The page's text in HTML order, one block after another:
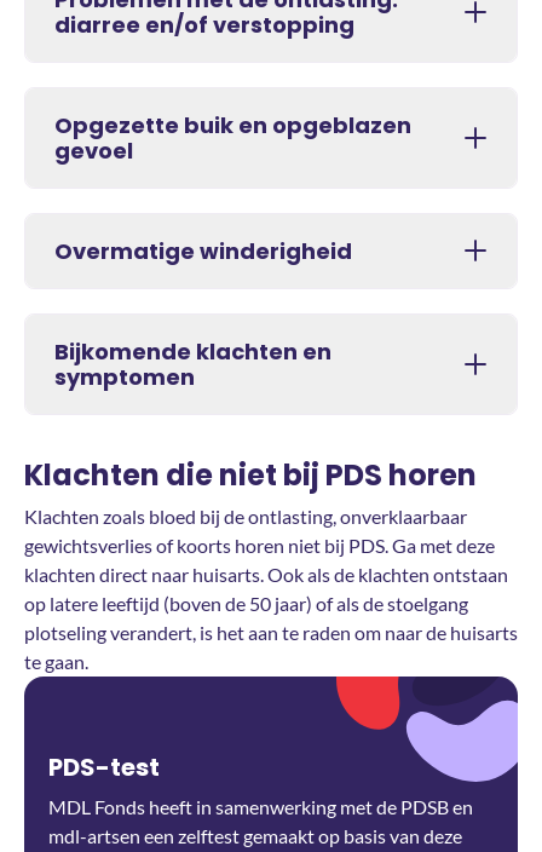
diarree en/of verstopping
Opgezette buik en opgeblazen
gevoel
Overmatige winderigheid
Bijkomende klachten en
symptomen
Klachten die niet bij PDS horen
Klachten zoals bloed bij de ontlasting, onverklaarbaar
gewichtsverlies of koorts horen niet bij PDS. Ga met deze
klachten direct naar huisarts. Ook als de klachten ontstaan
op latere leeftijd (boven de 50 jaar) of als de stoelgang
plotseling verandert, is het aan te raden om naar de huisarts
te gaan.
PDS-test
MDL Fonds heeft in samenwerking met de PDSB en
mdl-artsen een zelftest gemaakt op basis van deze